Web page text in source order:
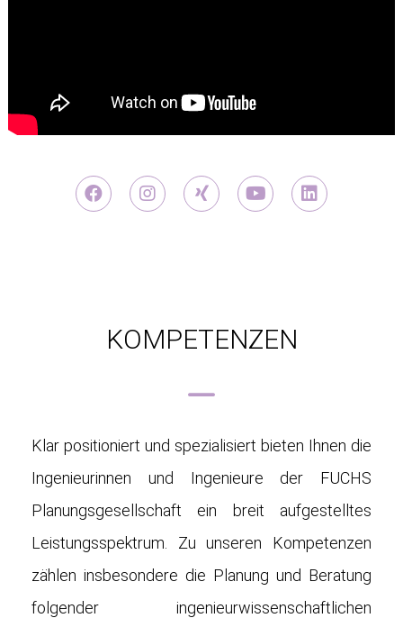
KOMPETENZEN
Klar positioniert und spezialisiert bieten Ihnen die
Ingenieurinnen und Ingenieure der FUCHS
Planungsgesellschaft ein breit aufgestelltes
Leistungsspektrum. Zu unseren Kompetenzen
zählen insbesondere die Planung und Beratung
folgender ingenieurwissenschaftlichen